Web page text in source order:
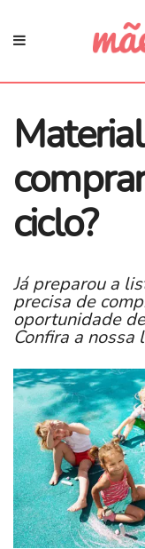
ciclo?
Já preparou a
precisa de
oportunidade
Confira a nossa